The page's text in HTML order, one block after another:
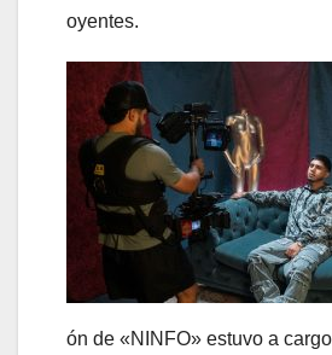
oyentes.
ón de «NINFO» estuvo a